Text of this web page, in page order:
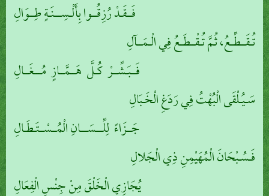
فَــقَـدْ رُزِقُــوا بِأَلْـسِـــنَـةٍ طِــوَالِ
تُـقَــطِّـعُ، ثُمَّ تُـقْــطَـعُ فِي الْـمَــآلِ
فَــبَـشِّــرْ كُـلَّ هَــمَّــازٍ مُـــغَــالِ
سَـيُـلْقَى الْبُهْتُ فِي رَدَغِ الْخَـبَالِ
جَــزَاءً لِلِّـــسَـــانِ الْمُــسْــتَـطَـالِ
فَـسُـبْحَانَ الْمُهَيْمِنِ ذِي الْجَلالِ
يُجَازِي الْخَلْقَ مِنْ جِنْسِ الْفِعَالِ